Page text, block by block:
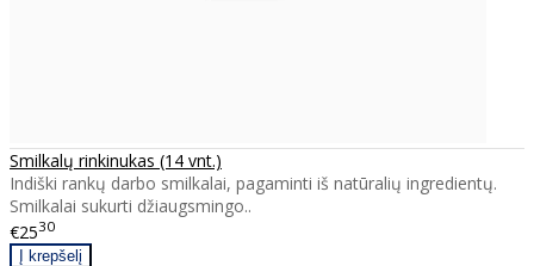
Smilkalų rinkinukas (14 vnt.)
Indiški rankų darbo smilkalai, pagaminti iš natūralių ingredientų.
Smilkalai sukurti džiaugsmingo..
€2530